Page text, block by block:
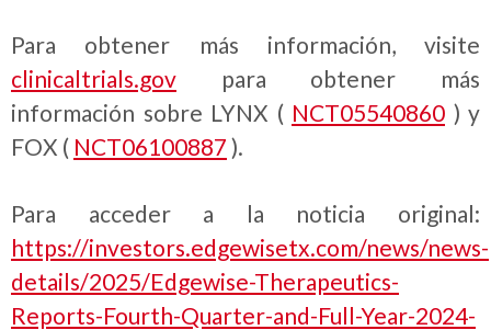
Para obtener más información, visite
clinicaltrials.gov para obtener más
información sobre LYNX ( NCT05540860 ) y
FOX ( NCT06100887 ).
Para acceder a la noticia original:
https://investors.edgewisetx.com/news/news-
details/2025/Edgewise-Therapeutics-
Reports-Fourth-Quarter-and-Full-Year-2024-